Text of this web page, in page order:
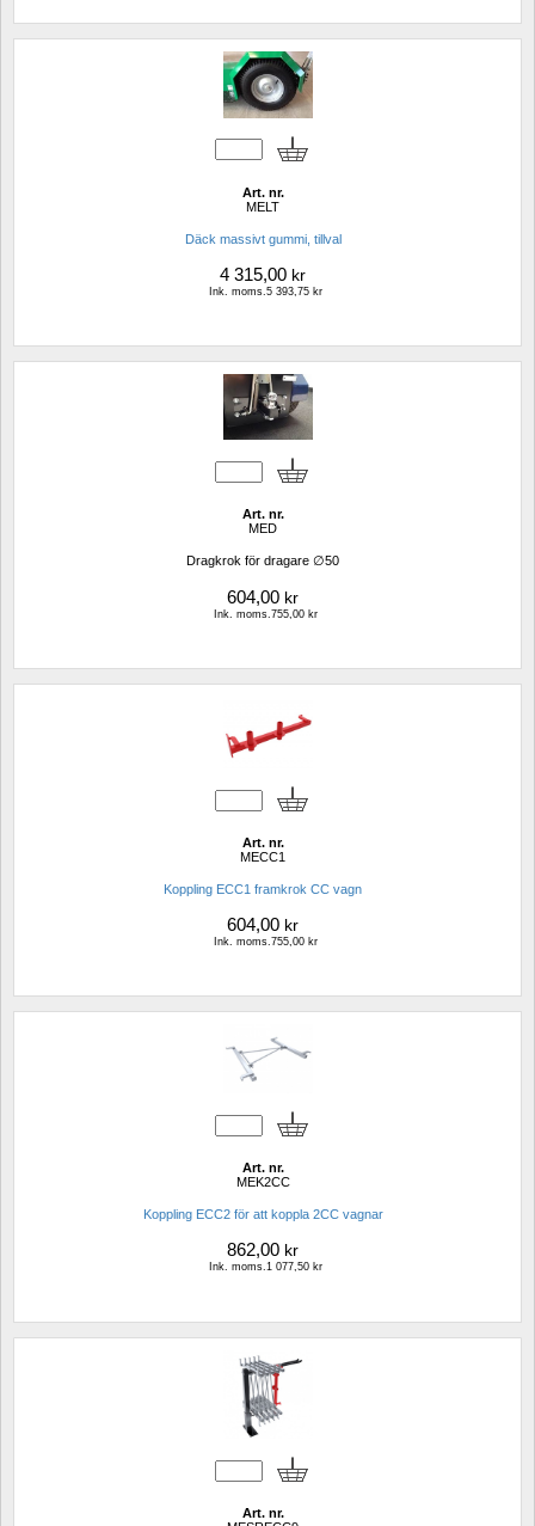
Art. nr.
MELT
Däck massivt gummi, tillval
4 315,00 kr
Ink. moms.5 393,75 kr
Art. nr.
MED
Dragkrok för dragare ∅50
604,00 kr
Ink. moms.755,00 kr
Art. nr.
MECC1
Koppling ECC1 framkrok CC vagn
604,00 kr
Ink. moms.755,00 kr
Art. nr.
MEK2CC
Koppling ECC2 för att koppla 2CC vagnar
862,00 kr
Ink. moms.1 077,50 kr
Art. nr.